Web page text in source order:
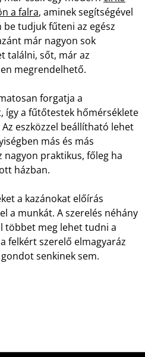
a falra, aminek segítségével
tudjuk fűteni az egész
már nagyon sok
találni, sőt, már az
megrendelhető.
forgatja a
így a fűtőtestek hőmérséklete
eszközzel beállítható lehet
más és más
nagyon praktikus, főleg ha
házban.
a kazánokat előírás
a munkát. A szerelés néhány
többet meg lehet tudni a
felkért szerelő elmagyaráz
senkinek sem.